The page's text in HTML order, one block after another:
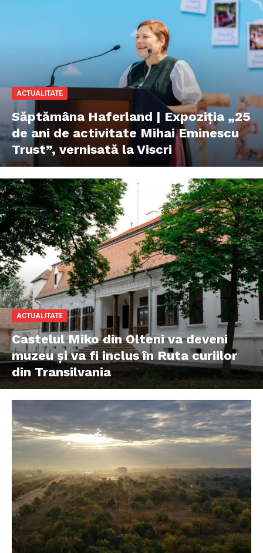
ACTUALITATE
Săptămâna Haferland | Expoziţia „25
de ani de activitate Mihai Eminescu
Trust”, vernisată la Viscri
ACTUALITATE
Castelul Miko din Olteni va deveni
muzeu şi va fi inclus în Ruta curiilor
din Transilvania